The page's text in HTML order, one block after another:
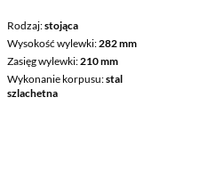
Rodzaj stojąca
Wysokość wylewki 282 mm
Zasięg wylewki 210 mm
Wykonanie korpusu stal
szlachetna